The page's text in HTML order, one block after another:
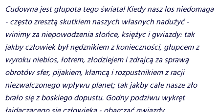
Cudowna jest głupota tego świata! Kiedy nasz los niedomaga
- często zresztą skutkiem naszych własnych nadużyć -
winimy za niepowodzenia słońce, księżyc i gwiazdy: tak
jakby człowiek był nędznikiem z konieczności, głupcem z
wyroku niebios, łotrem, złodziejem i zdrajcą za sprawą
obrotów sfer, pijakiem, kłamcą i rozpustnikiem z racji
niezwalczonego wpływu planet; tak jakby całe nasze zło
brało się z boskiego dopustu. Godny podziwu wykręt